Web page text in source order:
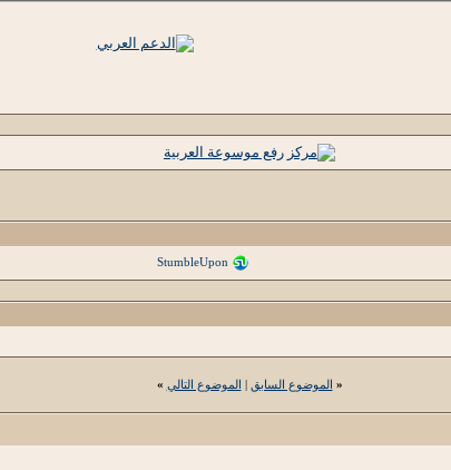
StumbleUpon
« الموضوع السابق | الموضوع التالي »